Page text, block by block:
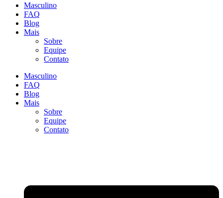
Masculino
FAQ
Blog
Mais
Sobre
Equipe
Contato
Masculino
FAQ
Blog
Mais
Sobre
Equipe
Contato